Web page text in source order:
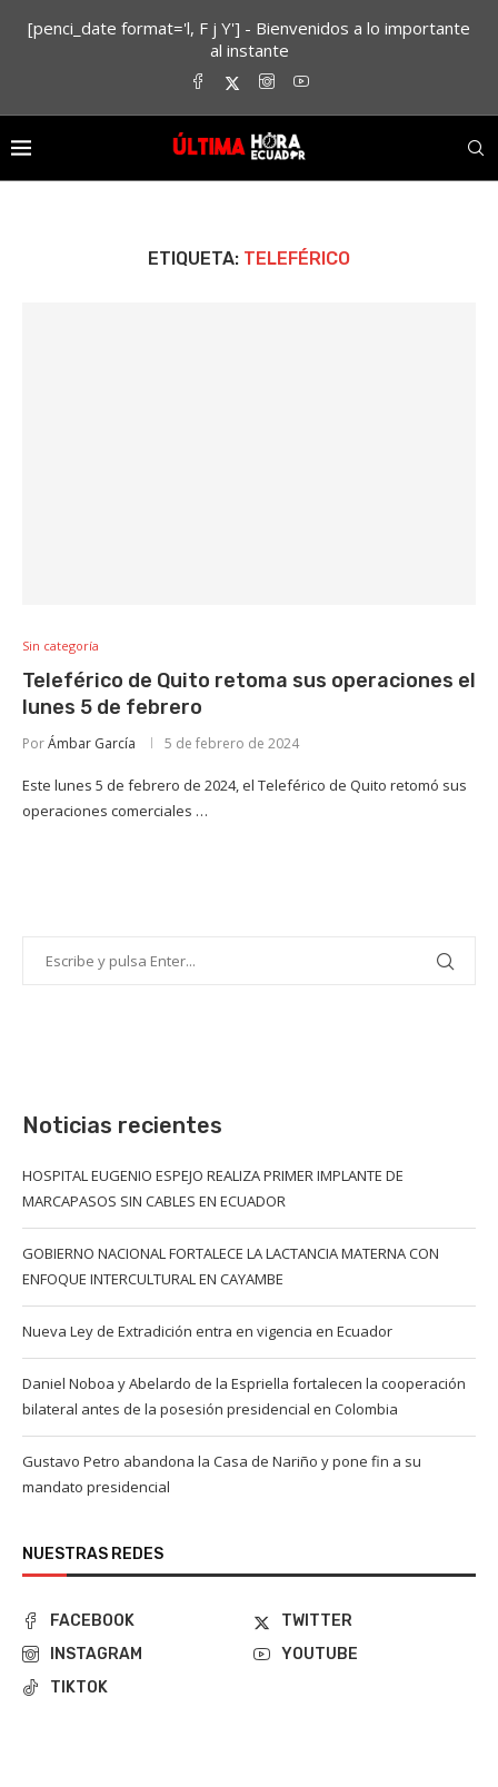
[penci_date format='l, F j Y'] - Bienvenidos a lo importante
al instante
ETIQUETA: TELEFÉRICO
Sin categoría
Teleférico de Quito retoma sus operaciones el
lunes 5 de febrero
PorÁmbar García 5 de febrero de 2024
Este lunes 5 de febrero de 2024, el Teleférico de Quito retomó sus
operaciones comerciales …
Noticias recientes
HOSPITAL EUGENIO ESPEJO REALIZA PRIMER IMPLANTE DE
MARCAPASOS SIN CABLES EN ECUADOR
GOBIERNO NACIONAL FORTALECE LA LACTANCIA MATERNA CON
ENFOQUE INTERCULTURAL EN CAYAMBE
Nueva Ley de Extradición entra en vigencia en Ecuador
Daniel Noboa y Abelardo de la Espriella fortalecen la cooperación
bilateral antes de la posesión presidencial en Colombia
Gustavo Petro abandona la Casa de Nariño y pone fin a su
mandato presidencial
NUESTRAS REDES
FACEBOOK
TWITTER
INSTAGRAM
YOUTUBE
TIKTOK